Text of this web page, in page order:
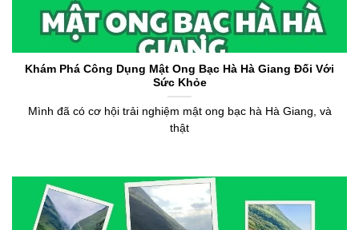
Khám Phá Công Dụng Mật Ong Bạc Hà Hà Giang Đối Với
Sức Khỏe
Mình đã có cơ hội trải nghiệm mật ong bạc hà Hà Giang, và
thật